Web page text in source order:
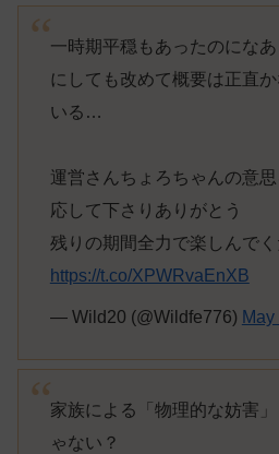
一時期平穏もあったのにな
にしても改めて概要は正直
いる…
運営さんちょろちゃんの意
応して下さりありがとう
残りの期間全力で楽しんで
https://t.co/XPWRvaEnXB
— Wild20 (@Wildfe776)
家族による「物理的な妨害
ゃない？